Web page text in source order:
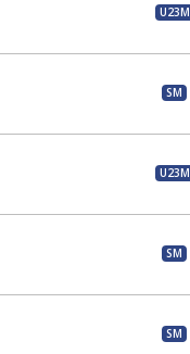
U23M
SM
U23M
SM
SM